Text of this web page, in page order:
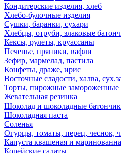
Кондитерские изделия, хлеб
Хлебо-булочные изделия
Сушки, баранки, сухари
Хлебцы, отруби, злаковые
Кексы, рулеты, круассаны
Печенье, пряники, вафли
Зефир, мармелад, пастила
Конфеты, драже, ирис
Восточные сладости, халва,
Торты, пирожные замороженные
Жевательная резинка
Шоколад и шоколадные
Шоколадная паста
Соленья
Огурцы, томаты, перец, чеснок,
Капуста квашеная и
Корейские салаты